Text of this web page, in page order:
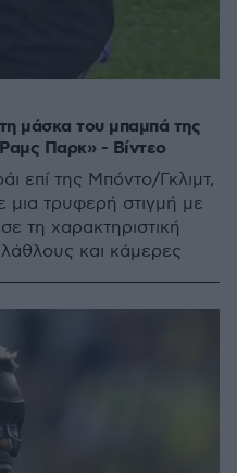
μάσκα του μπαμπά της
Παρκ» - Βίντεο
επί της Μπόντο/Γκλιμτ,
μια τρυφερή στιγμή με
τη χαρακτηριστική
και κάμερες